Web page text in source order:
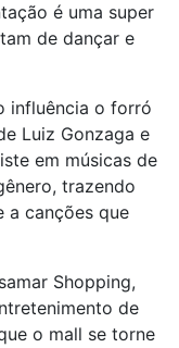
é uma super
de dançar e
influência o forró
Luiz Gonzaga e
em músicas de
trazendo
a canções que
Shopping,
de
o mall se torne